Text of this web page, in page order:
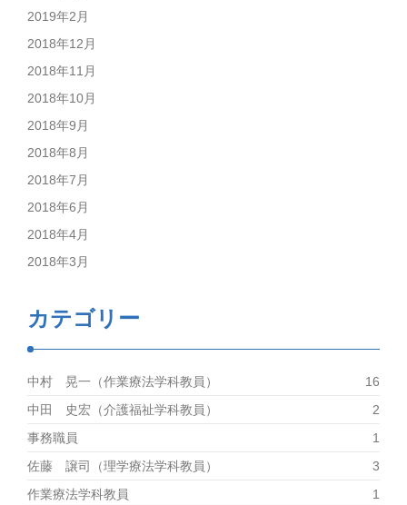
2019年2月
2018年12月
2018年11月
2018年10月
2018年9月
2018年8月
2018年7月
2018年6月
2018年4月
2018年3月
カテゴリー
中村 晃一（作業療法学科教員）
16
中田 史宏（介護福祉学科教員）
2
事務職員
1
佐藤 譲司（理学療法学科教員）
3
作業療法学科教員
1